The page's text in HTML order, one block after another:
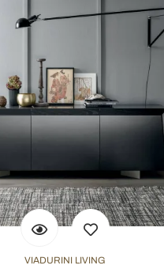
VIADURINI LIVING